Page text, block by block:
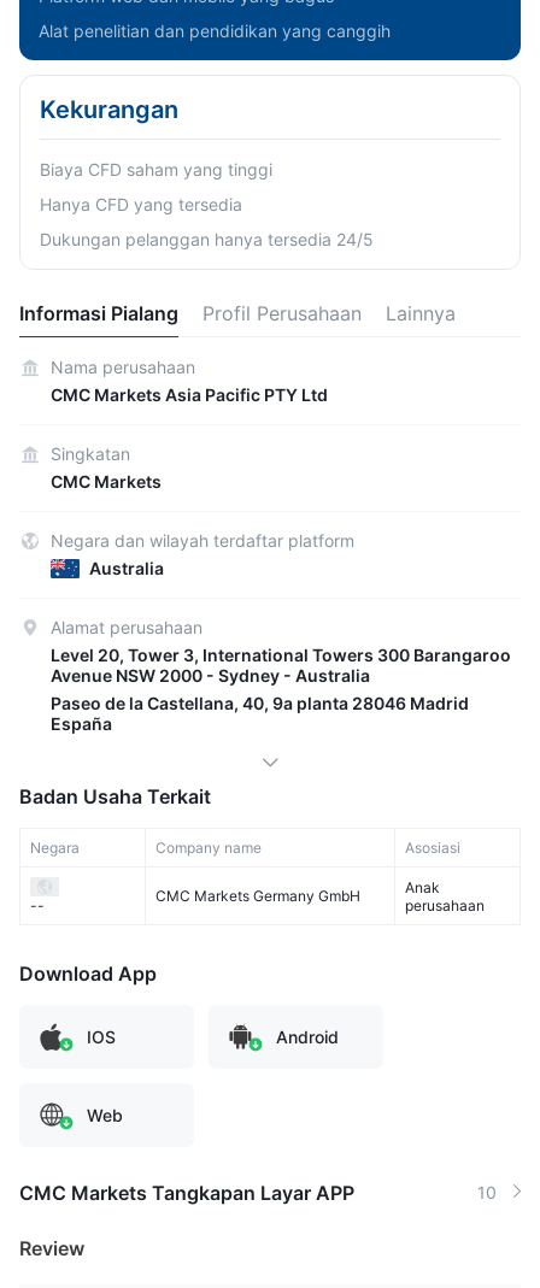
Alat penelitian dan pendidikan yang canggih
Kekurangan
Biaya CFD saham yang tinggi
Hanya CFD yang tersedia
Dukungan pelanggan hanya tersedia 24/5
Informasi Pialang Profil Perusahaan Lainnya
Nama perusahaan
CMC Markets Asia Pacific PTY Ltd
Singkatan
CMC Markets
Negara dan wilayah terdaftar platform
Australia
Alamat perusahaan
Level 20, Tower 3, International Towers 300 Barangaroo
Avenue NSW 2000 - Sydney - Australia
Paseo de la Castellana, 40, 9a planta 28046 Madrid
España
Badan Usaha Terkait
Negara Company name Asosiasi
--
CMC Markets Germany GmbH
Anak
perusahaan
Download App
IOS Android
Web
CMC Markets Tangkapan Layar APP 10
Review